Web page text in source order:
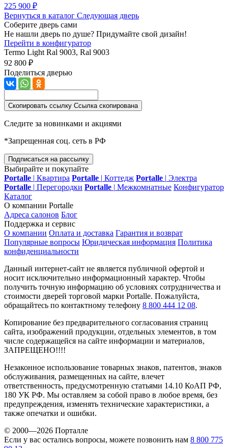
225 900 ₽
Вернуться в каталог Следующая дверь
Соберите дверь сами
Не нашли дверь по душе? Придумайте свой дизайн!
Перейти в конфигуратор
Termo Light Ral 9003, Ral 9003
92 800 ₽
Поделиться дверью
Скопировать ссылку Ссылка скопирована
Следите за новинками и акциями
*Запрещенная соц. сеть в РФ
Подписаться на рассылку
Выбирайте и покупайте
Portalle | Квартира Portalle | Коттедж Portalle | Электра
Portalle | Перегородки Portalle | Межкомнатные Конфигуратор
Каталог
О компании Portalle
Адреса салонов Блог
Поддержка и сервис
О компании Оплата и доставка Гарантия и возврат
Популярные вопросы Юридическая информация Политика
конфиденциальности
Данный интернет-сайт не является публичной офертой и
носит исключительно информационный характер. Чтобы
получить точную информацию об условиях сотрудничества и
стоимости дверей торговой марки Portalle. Пожалуйста,
обращайтесь по контактному телефону 8 800 444 12 08.
Копирование без предварительного согласования страниц
сайта, изображений продукции, отдельных элементов, в том
числе содержащейся на сайте информации и материалов,
ЗАПРЕЩЕНО!!!!
Незаконное использование товарных знаков, патентов, знаков
обслуживания, размещенных на сайте, влечет
ответственность, предусмотренную статьями 14.10 КоАП РФ,
180 УК РФ. Мы оставляем за собой право в любое время, без
предупреждения, изменять технические характеристики, а
также опечатки и ошибки.
© 2000—2026 Порталле
Если у вас остались вопросы, можете позвонить нам 8 800 775